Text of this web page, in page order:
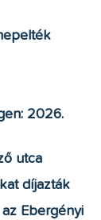
2026.
utca
díjazták
Ebergényi